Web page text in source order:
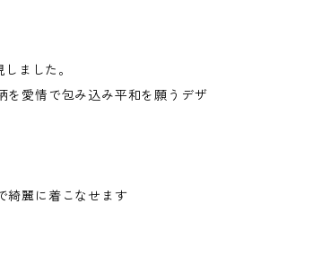
ました。
を愛情で包み込み平和を願うデザ
綺麗に着こなせます